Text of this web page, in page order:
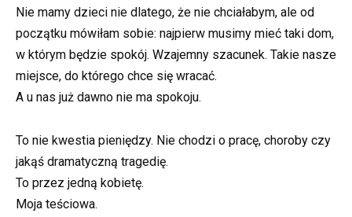
Nie mamy dzieci nie dlatego, że nie chciałabym, ale od
początku mówiłam sobie: najpierw musimy mieć taki dom,
w którym będzie spokój. Wzajemny szacunek. Takie nasze
miejsce, do którego chce się wracać.
A u nas już dawno nie ma spokoju.
To nie kwestia pieniędzy. Nie chodzi o pracę, choroby czy
jakąś dramatyczną tragedię.
To przez jedną kobietę.
Moja teściowa.